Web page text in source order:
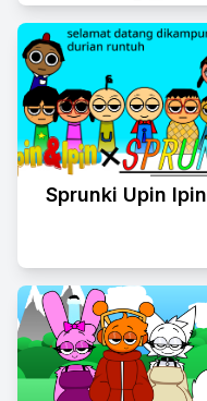
Sprunki Upin Ipin